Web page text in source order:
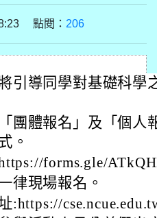
點閱： 206
引導同學對基礎科學
團體報名」及「個人
。
forms.gle/
律現場報名。
:https://